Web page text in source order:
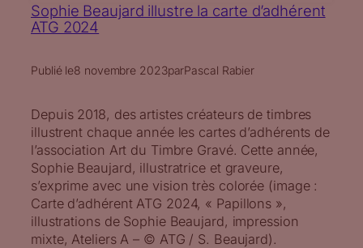
Sophie Beaujard illustre la carte d’adhérent
ATG 2024
Publié le8 novembre 2023parPascal Rabier
Depuis 2018, des artistes créateurs de timbres
illustrent chaque année les cartes d’adhérents de
l’association Art du Timbre Gravé. Cette année,
Sophie Beaujard, illustratrice et graveure,
s’exprime avec une vision très colorée (image :
Carte d’adhérent ATG 2024, « Papillons »,
illustrations de Sophie Beaujard, impression
mixte, Ateliers A – © ATG / S. Beaujard).